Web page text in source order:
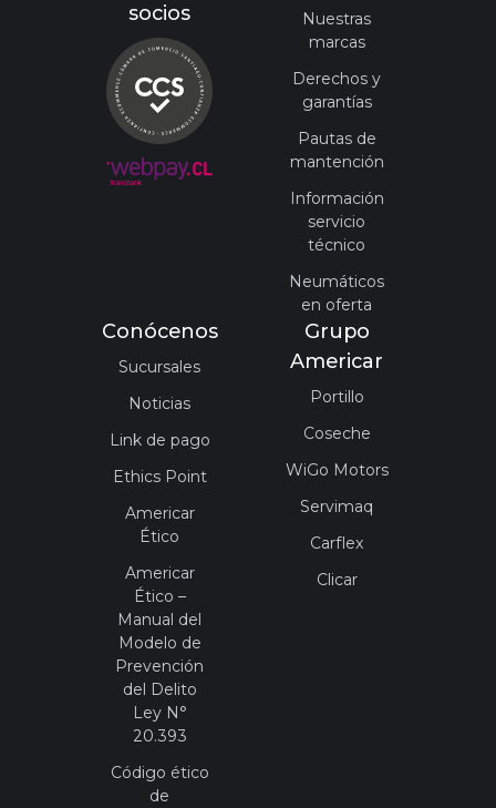
Nuestras
marcas
Derechos y
garantías
Pautas de
mantención
Información
servicio
técnico
Neumáticos
en oferta
Conócenos
Sucursales
Noticias
Link de pago
Ethics Point
Americar
Ético
Americar
Ético –
Manual del
Modelo de
Prevención
del Delito
Ley N°
20.393
Código ético
de
Grupo
Americar
Portillo
Coseche
WiGo Motors
Servimaq
Carflex
Clicar
socios